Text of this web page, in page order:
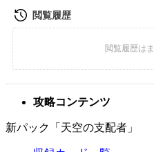
攻略コンテンツ
新パック「天空の支配者」